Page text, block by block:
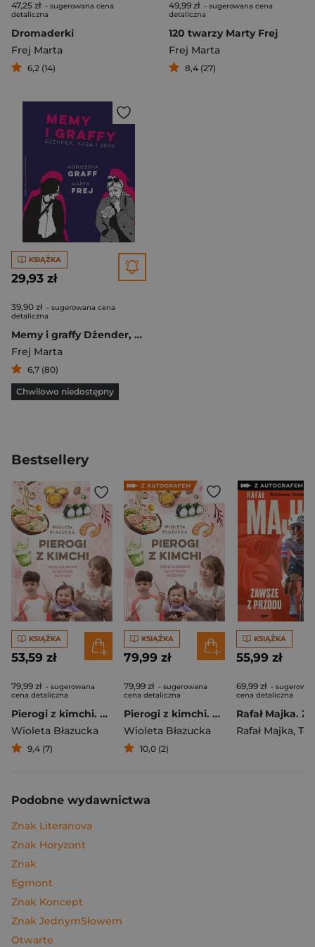
47,25 zł - sugerowana cena
detaliczna
Dromaderki
Frej Marta
6,2 (14)
49,99 zł - sugerowana cena
detaliczna
120 twarzy Marty Frej
Frej Marta
8,4 (27)
KSIĄŻKA
29,93 zł
39,90 zł - sugerowana cena
detaliczna
Memy i graffy Dżender, kasa i seks
Frej Marta
6,7 (80)
Chwilowo niedostępny
Bestsellery
KSIĄŻKA
53,59 zł
79,99 zł - sugerowana
cena detaliczna
Pierogi z kimchi. Moje ulubione azjatyckie przepisy
Wioleta Błazucka
9,4 (7)
KSIĄŻKA
79,99 zł
79,99 zł - sugerowana
cena detaliczna
Pierogi z kimchi. Moje ulubione azjatyckie przepisy - książka z autografem
Wioleta Błazucka
10,0 (2)
KSIĄŻKA
55,99 zł
69,99 zł -
cena detaliczna
Rafał Majka,
Podobne wydawnictwa
Znak Literanova
Znak Horyzont
Znak
Egmont
Znak Koncept
Znak JednymSłowem
Otwarte